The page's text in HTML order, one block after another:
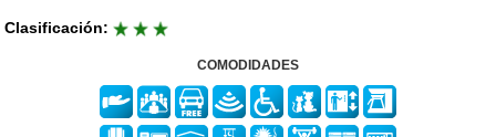
Clasificación:
COMODIDADES